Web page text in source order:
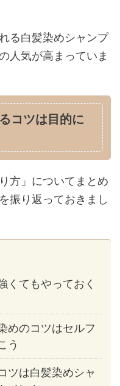
る白髪染めシャンプ
人気が高まっていま
コツは目的に
方」についてまとめ
振り返っておきまし
くてもやっておく
めのコツはセルフ
う
ツは白髪染めシャ